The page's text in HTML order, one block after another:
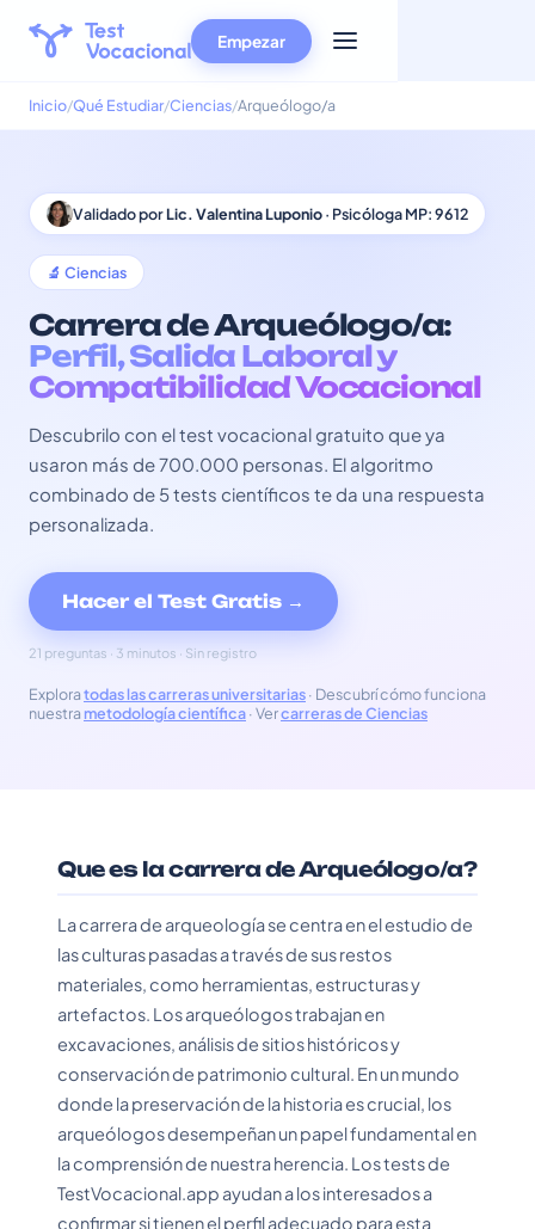
Empezar
Inicio Qué Estudiar Ciencias Arqueólogo/a
Validado porLic. Valentina Luponio· Psicóloga MP: 9612
🔬 Ciencias
Carrera de Arqueólogo/a:
Perfil, Salida Laboral y
Compatibilidad Vocacional
Descubrilo con el test vocacional gratuito que ya
usaron más de 700.000 personas. El algoritmo
combinado de 5 tests científicos te da una respuesta
personalizada.
Hacer el Test Gratis →
21 preguntas · 3 minutos · Sin registro
Exploratodas las carreras universitarias· Descubrí cómo funciona
nuestra metodología científica· Vercarreras de Ciencias
Que es la carrera de Arqueólogo/a?
La carrera de arqueología se centra en el estudio de
las culturas pasadas a través de sus restos
materiales, como herramientas, estructuras y
artefactos. Los arqueólogos trabajan en
excavaciones, análisis de sitios históricos y
conservación de patrimonio cultural. En un mundo
donde la preservación de la historia es crucial, los
arqueólogos desempeñan un papel fundamental en
la comprensión de nuestra herencia. Los tests de
TestVocacional.app ayudan a los interesados a
confirmar si tienen el perfil adecuado para esta